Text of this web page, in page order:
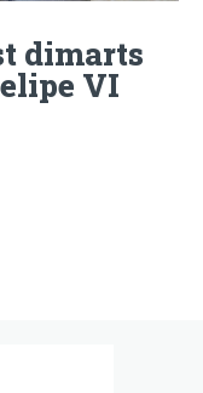
dimarts
VI